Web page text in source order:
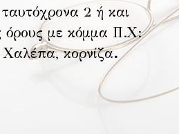
2 ή και
όρους με κόμμα Π.Χ:
Χαλέπα, κορνίζα.